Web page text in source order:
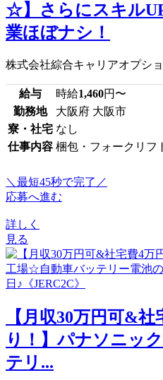
☆】さらにスキル
業ほぼナシ！
株式会社綜合キャリアオプシ
給与 時給1,460円〜
勤務地
大阪府 大阪市
寮・社宅 なし
仕事内容 梱包・フォークリフ
＼最短45秒で完了／
応募へ進む
詳しく
見る
【月収30万円可&
り！】パナソニッ
テリ...